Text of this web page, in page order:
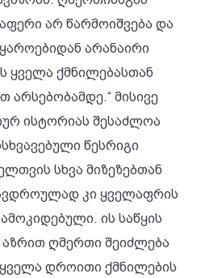
არ წარმოიშვება და
არანაირი
ყველა ქმნილებასთან
არსებობამდე.“ მისივე
ისტორიას შესაძლოა
წესრიგი
სხვა მიზეზებთან
კი ყველაფრის
ის საწყის
აზრით ღმერთი შეიძლება
დროითი ქმნილების